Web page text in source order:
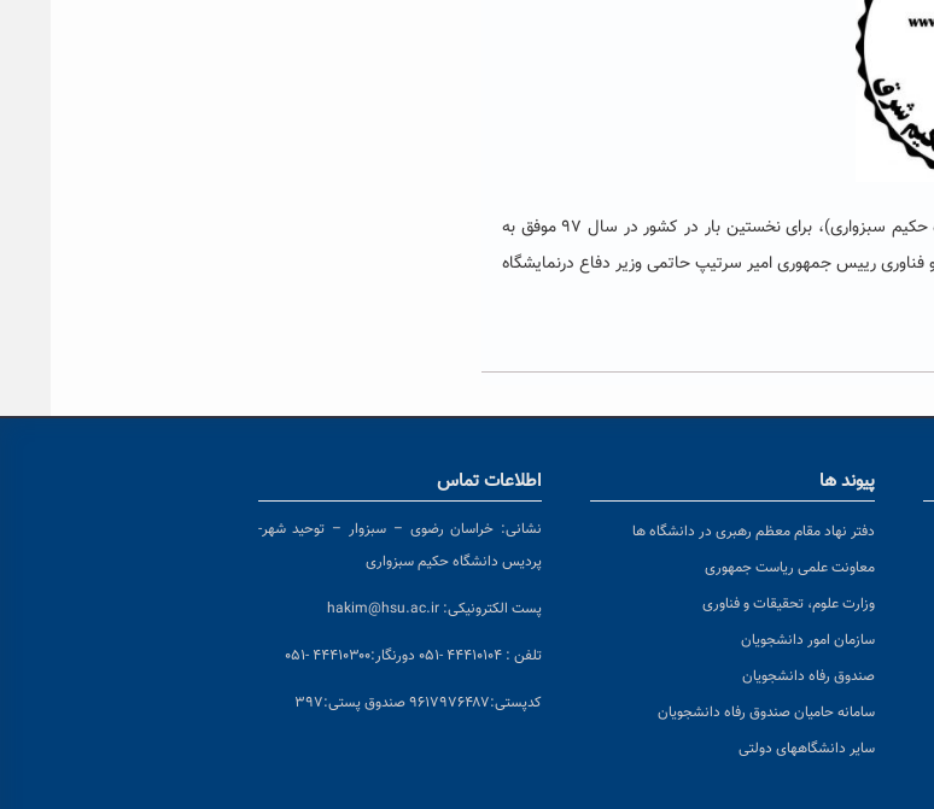
گفتنی است شرکت نانو پژوهان حکیم (متشکل از دانشجویان رشته شیمی دانشگاه حکیم سبزواری)، برای نخستین بار در کشور در سال ۹۷ موفق به
رییس‌ جمهوری امیر سرتیپ حاتمی وزیر دفاع درنمایشگاه
پیوند ها
دفتر نهاد مقام معظم رهبری در دانشگاه ها
معاونت علمی ریاست جمهوری
وزارت علوم، تحقیقات و فناوری
سازمان امور دانشجویان
صندوق رفاه دانشجویان
سامانه حامیان صندوق رفاه دانشجویان
سایر دانشگاههای دولتی
اطلاعات تماس
نشانی: خراسان رضوی – سبزوار – توحید شهر-
پردیس دانشگاه حکیم سبزواری
پست الکترونیکی: hakim@hsu.ac.ir
تلفن : ۴۴۴۱۰۱۰۴ -۰۵۱ دورنگار:۴۴۴۱۰۳۰۰ -۰۵۱
کدپستی:۹۶۱۷۹۷۶۴۸۷ صندوق پستی:۳۹۷